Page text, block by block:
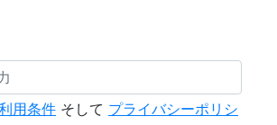
用条件 そして プライバシーポリシ